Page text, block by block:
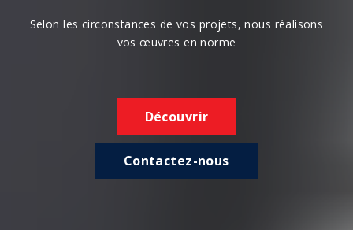
Selon les circonstances de vos projets, nous réalisons
vos œuvres en norme
Découvrir
Contactez-nous